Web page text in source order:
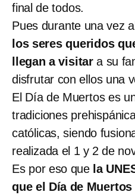
final de todos.
Pues durante una vez
los seres queridos
llegan a visitara su
disfrutar con ellos una
El Día de Muertos es
tradiciones
católicas, siendo
realizada el 1 y 2 de
Es por eso que la
que el Día de